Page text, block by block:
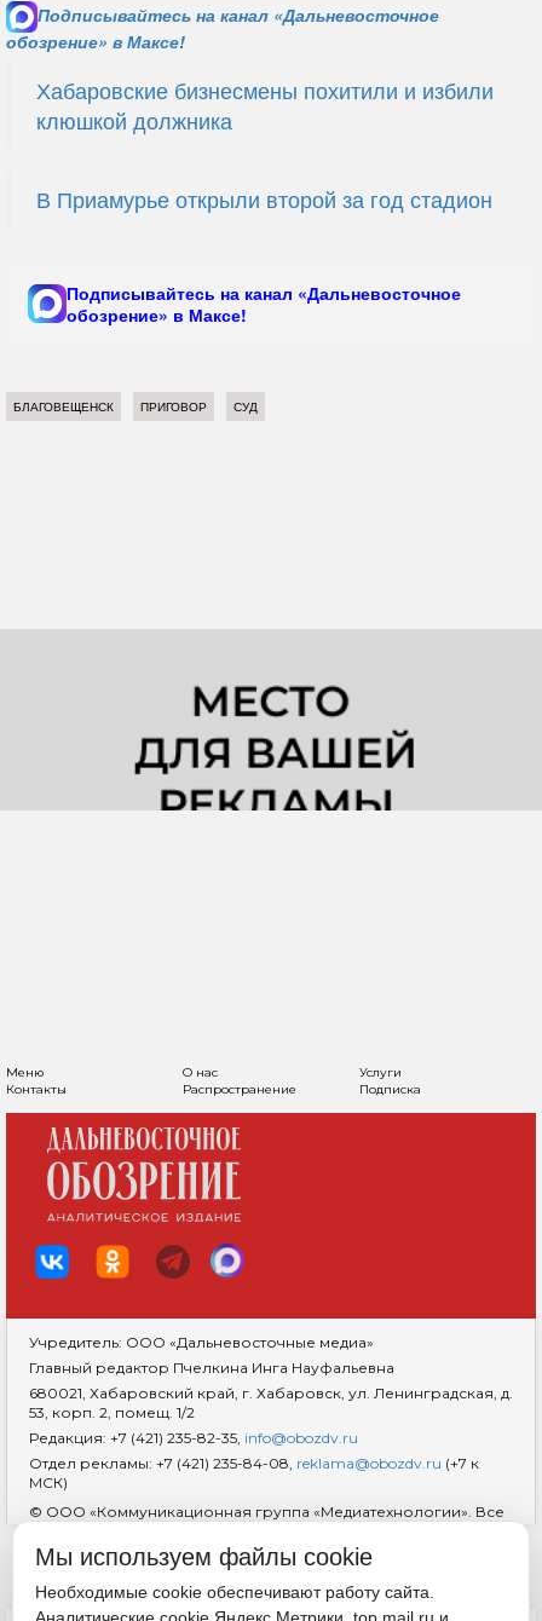
Подписывайтесь на канал «Дальневосточное
обозрение» в Максе!
Хабаровские бизнесмены похитили и избили
клюшкой должника
В Приамурье открыли второй за год стадион
Подписывайтесь на канал «Дальневосточное
обозрение» в Максе!
БЛАГОВЕЩЕНСК ПРИГОВОР СУД
Меню О нас
Услуги
Контакты
Распространение Подписка
Учредитель: ООО «Дальневосточные медиа»
Главный редактор Пчелкина Инга Науфальевна
680021, Хабаровский край, г. Хабаровск, ул. Ленинградская, д.
53, корп. 2, помещ. 1/2
Редакция: +7 (421) 235-82-35, info@obozdv.ru
Отдел рекламы: +7 (421) 235-84-08, reklama@obozdv.ru (+7 к
МСК)
© ООО «Коммуникационная группа «Медиатехнологии». Все
гиперссылка на сайтdvobozrenie.ru обязательна.
Возрастная маркировка 18+
Мы используем файлы cookie
Необходимые cookie обеспечивают работу сайта.